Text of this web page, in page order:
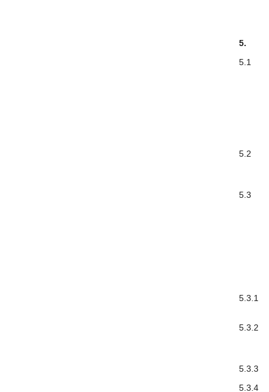
5.
5.1
5.2
5.3
5.3.1
5.3.2
5.3.3
5.3.4